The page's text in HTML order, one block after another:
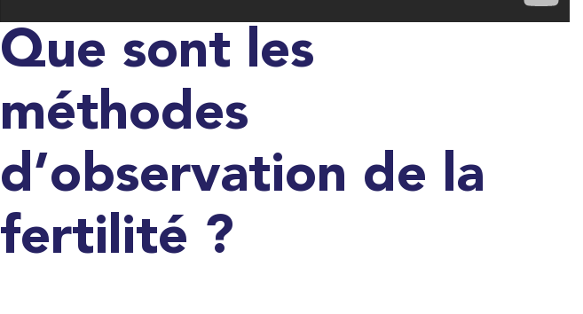
Que sont les
méthodes
d’observation de la
fertilité ?